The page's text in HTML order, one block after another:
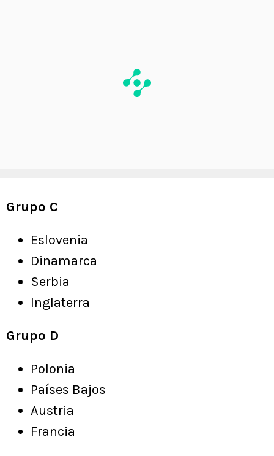
Grupo C
Eslovenia
Dinamarca
Serbia
Inglaterra
Grupo D
Polonia
Países Bajos
Austria
Francia